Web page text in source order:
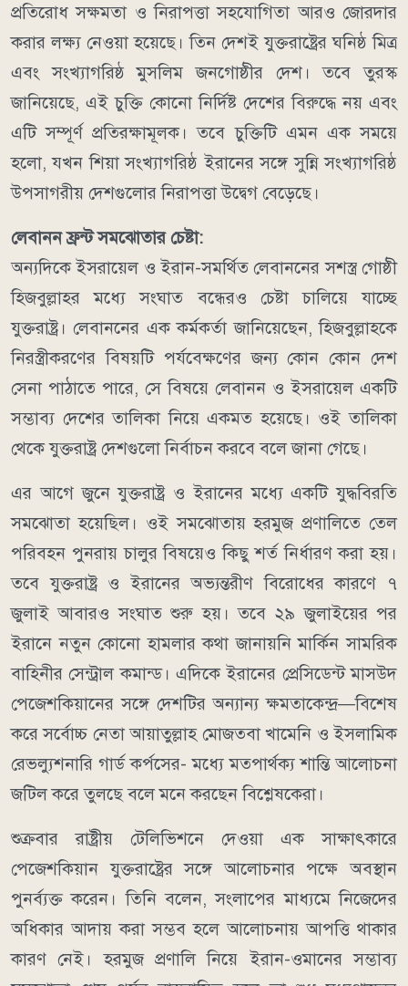
প্রতিরোধ সক্ষমতা ও নিরাপত্তা সহযোগিতা আরও জোরদার
করার লক্ষ্য নেওয়া হয়েছে।তিন দেশই যুক্তরাষ্ট্রের ঘনিষ্ঠ মিত্র
এবং সংখ্যাগরিষ্ঠ মুসলিম জনগোষ্ঠীর দেশ। তবে তুরস্ক
জানিয়েছে, এই চুক্তি কোনো নির্দিষ্ট দেশের বিরুদ্ধে নয় এবং
এটি সম্পূর্ণ প্রতিরক্ষামূলক।তবে চুক্তিটি এমন এক সময়ে
হলো, যখন শিয়া সংখ্যাগরিষ্ঠ ইরানের সঙ্গে সুন্নি সংখ্যাগরিষ্ঠ
উপসাগরীয় দেশগুলোর নিরাপত্তা উদ্বেগ বেড়েছে।
লেবানন ফ্রন্ট সমঝোতার চেষ্টা:
অন্যদিকে ইসরায়েল ও ইরান-সমর্থিত লেবাননের সশস্ত্র গোষ্ঠী
হিজবুল্লাহর মধ্যে সংঘাত বন্ধেরও চেষ্টা চালিয়ে যাচ্ছে
যুক্তরাষ্ট্র। লেবাননের এক কর্মকর্তা জানিয়েছেন, হিজবুল্লাহকে
নিরস্ত্রীকরণের বিষয়টি পর্যবেক্ষণের জন্য কোন কোন দেশ
সেনা পাঠাতে পারে, সে বিষয়ে লেবানন ও ইসরায়েল একটি
সম্ভাব্য দেশের তালিকা নিয়ে একমত হয়েছে। ওই তালিকা
থেকে যুক্তরাষ্ট্র দেশগুলো নির্বাচন করবে বলে জানা গেছে।
এর আগে জুনে যুক্তরাষ্ট্র ও ইরানের মধ্যে একটি যুদ্ধবিরতি
সমঝোতা হয়েছিল। ওই সমঝোতায় হরমুজ প্রণালিতে তেল
পরিবহন পুনরায় চালুর বিষয়েও কিছু শর্ত নির্ধারণ করা হয়।
তবে যুক্তরাষ্ট্র ও ইরানের অভ্যন্তরীণ বিরোধের কারণে ৭
জুলাই আবারও সংঘাত শুরু হয়।তবে ২৯ জুলাইয়ের পর
ইরানে নতুন কোনো হামলার কথা জানায়নি মার্কিন সামরিক
বাহিনীর সেন্ট্রাল কমান্ড। এদিকে ইরানের প্রেসিডেন্ট মাসউদ
পেজেশকিয়ানের সঙ্গে দেশটির অন্যান্য ক্ষমতাকেন্দ্র—বিশেষ
করে সর্বোচ্চ নেতা আয়াতুল্লাহ মোজতবা খামেনি ও ইসলামিক
রেভল্যুশনারি গার্ড কর্পসের- মধ্যে মতপার্থক্য শান্তি আলোচনা
জটিল করে তুলছে বলে মনে করছেন বিশ্লেষকেরা।
শুক্রবার রাষ্ট্রীয় টেলিভিশনে দেওয়া এক সাক্ষাৎকারে
পেজেশকিয়ান যুক্তরাষ্ট্রের সঙ্গে আলোচনার পক্ষে অবস্থান
পুনর্ব্যক্ত করেন। তিনি বলেন, সংলাপের মাধ্যমে নিজেদের
অধিকার আদায় করা সম্ভব হলে আলোচনায় আপত্তি থাকার
কারণ নেই।হরমুজ প্রণালি নিয়ে ইরান-ওমানের সম্ভাব্য